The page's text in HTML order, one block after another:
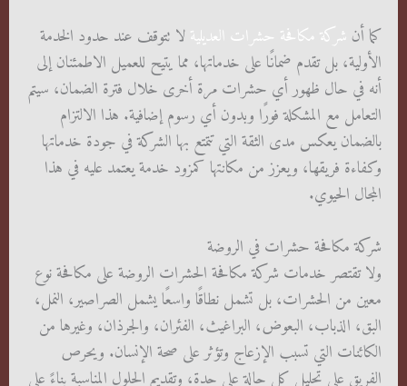
كما أن شركة مكافحة حشرات العديليةلا تتوقف عند حدود الخدمة
الأولية، بل تقدم ضمانًا على خدماتها، مما يتيح للعميل الاطمئنان إلى
أنه في حال ظهور أي حشرات مرة أخرى خلال فترة الضمان، سيتم
التعامل مع المشكلة فورًا وبدون أي رسوم إضافية. هذا الالتزام
بالضمان يعكس مدى الثقة التي تتمتع بها الشركة في جودة خدماتها
وكفاءة فريقها، ويعزز من مكانتها كمزود خدمة يعتمد عليه في هذا
المجال الحيوي.
شركة مكافحة حشرات في الروضة
ولا تقتصر خدمات شركة مكافحة الحشرات الروضة على مكافحة نوع
معين من الحشرات، بل تشمل نطاقًا واسعًا يشمل الصراصير، النمل،
البق، الذباب، البعوض، البراغيث، الفئران، والجرذان، وغيرها من
الكائنات التي تسبب الإزعاج وتؤثر على صحة الإنسان. ويحرص
الفريق على تحليل كل حالة على حدة، وتقديم الحلول المناسبة بناءً على